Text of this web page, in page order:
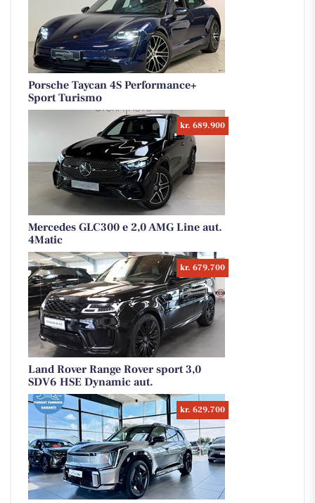
Porsche Taycan 4S Performance+
Sport Turismo
kr. 689.900
Mercedes GLC300 e 2,0 AMG Line aut.
4Matic
kr. 679.700
Land Rover Range Rover sport 3,0
SDV6 HSE Dynamic aut.
kr. 629.700